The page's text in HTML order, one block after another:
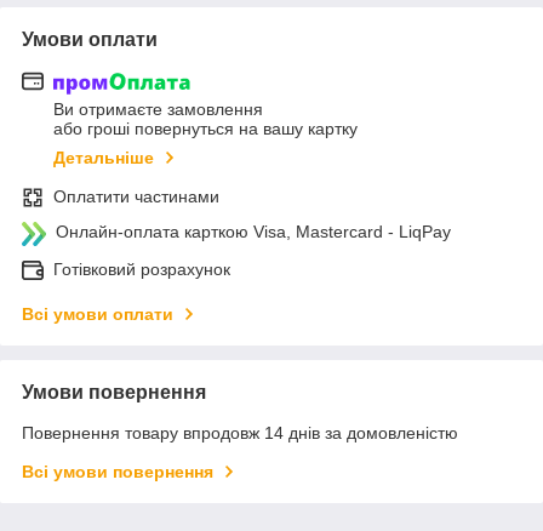
Умови оплати
Ви отримаєте замовлення
або гроші повернуться на вашу картку
Детальніше
Оплатити частинами
Онлайн-оплата карткою Visa, Mastercard - LiqPay
Готівковий розрахунок
Всі умови оплати
Умови повернення
Повернення товару впродовж 14 днів за домовленістю
Всі умови повернення